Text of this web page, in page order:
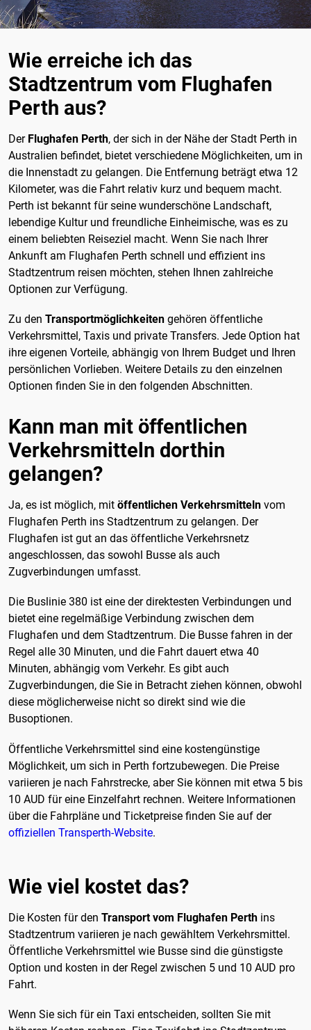
Wie erreiche ich das
Stadtzentrum vom Flughafen
Perth aus?
Der Flughafen Perth, der sich in der Nähe der Stadt Perth in
Australien befindet, bietet verschiedene Möglichkeiten, um in
die Innenstadt zu gelangen. Die Entfernung beträgt etwa 12
Kilometer, was die Fahrt relativ kurz und bequem macht.
Perth ist bekannt für seine wunderschöne Landschaft,
lebendige Kultur und freundliche Einheimische, was es zu
einem beliebten Reiseziel macht. Wenn Sie nach Ihrer
Ankunft am Flughafen Perth schnell und effizient ins
Stadtzentrum reisen möchten, stehen Ihnen zahlreiche
Optionen zur Verfügung.
Zu den Transportmöglichkeiten gehören öffentliche
Verkehrsmittel, Taxis und private Transfers. Jede Option hat
ihre eigenen Vorteile, abhängig von Ihrem Budget und Ihren
persönlichen Vorlieben. Weitere Details zu den einzelnen
Optionen finden Sie in den folgenden Abschnitten.
Kann man mit öffentlichen
Verkehrsmitteln dorthin
gelangen?
Ja, es ist möglich, mit öffentlichen Verkehrsmitteln vom
Flughafen Perth ins Stadtzentrum zu gelangen. Der
Flughafen ist gut an das öffentliche Verkehrsnetz
angeschlossen, das sowohl Busse als auch
Zugverbindungen umfasst.
Die Buslinie 380 ist eine der direktesten Verbindungen und
bietet eine regelmäßige Verbindung zwischen dem
Flughafen und dem Stadtzentrum. Die Busse fahren in der
Regel alle 30 Minuten, und die Fahrt dauert etwa 40
Minuten, abhängig vom Verkehr. Es gibt auch
Zugverbindungen, die Sie in Betracht ziehen können, obwohl
diese möglicherweise nicht so direkt sind wie die
Busoptionen.
Öffentliche Verkehrsmittel sind eine kostengünstige
Möglichkeit, um sich in Perth fortzubewegen. Die Preise
variieren je nach Fahrstrecke, aber Sie können mit etwa 5 bis
10 AUD für eine Einzelfahrt rechnen. Weitere Informationen
über die Fahrpläne und Ticketpreise finden Sie auf der
offiziellen Transperth-Website.
Wie viel kostet das?
Die Kosten für den Transport vom Flughafen Perth ins
Stadtzentrum variieren je nach gewähltem Verkehrsmittel.
Öffentliche Verkehrsmittel wie Busse sind die günstigste
Option und kosten in der Regel zwischen 5 und 10 AUD pro
Fahrt.
Wenn Sie sich für ein Taxi entscheiden, sollten Sie mit